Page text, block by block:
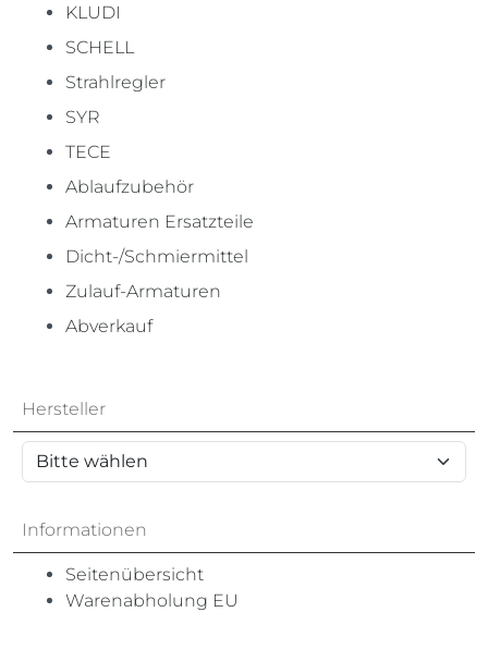
KLUDI
SCHELL
Strahlregler
SYR
TECE
Ablaufzubehör
Armaturen Ersatzteile
Dicht-/Schmiermittel
Zulauf-Armaturen
Abverkauf
Hersteller
Informationen
Seitenübersicht
Warenabholung EU